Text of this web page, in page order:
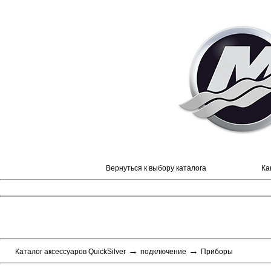
Вернуться к выбору каталога
Каталог аксессуаров QuickSilver → подключение → Приборы